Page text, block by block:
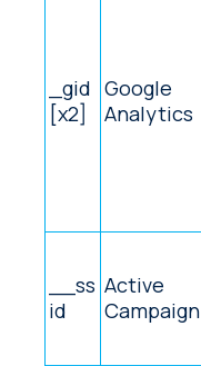
_gid
[x2]
Google
Analytics
__ss
id
Active
Campaign